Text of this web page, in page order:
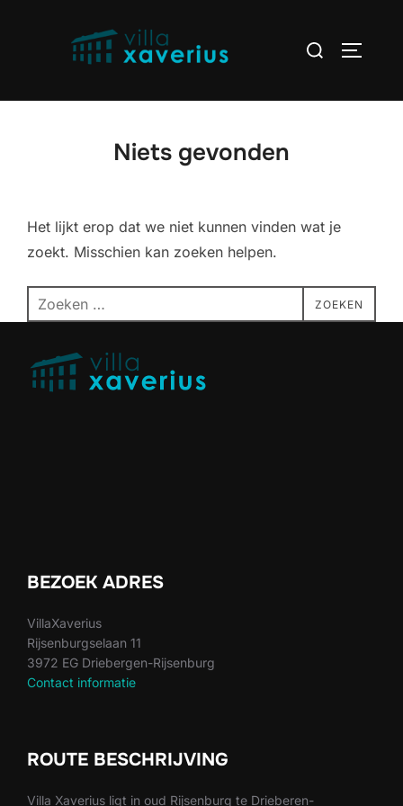
Zoek
Niets gevonden
Het lijkt erop dat we niet kunnen vinden wat je
zoekt. Misschien kan zoeken helpen.
Zoek
naar:
ZOEKEN
BEZOEK ADRES
VillaXaverius
Rijsenburgselaan 11
3972 EG Driebergen-Rijsenburg
Contact informatie
ROUTE BESCHRIJVING
Villa Xaverius ligt in oud Rijsenburg te Drieberen-